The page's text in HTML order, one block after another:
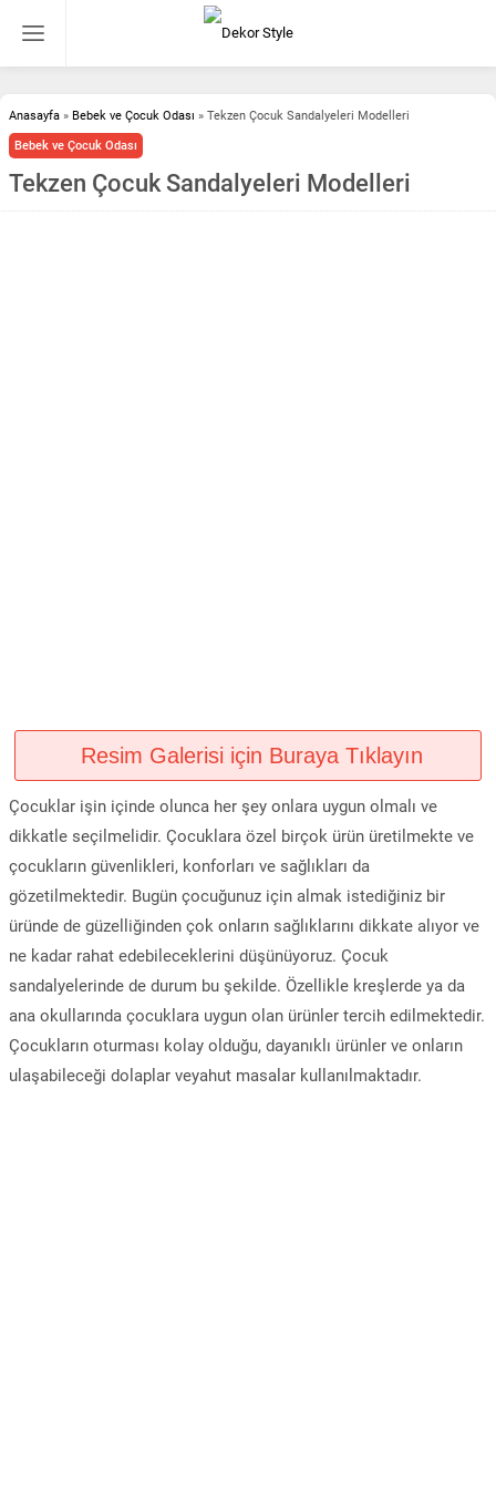
Anasayfa » Bebek ve Çocuk Odası » Tekzen Çocuk Sandalyeleri Modelleri
Bebek ve Çocuk Odası
Tekzen Çocuk Sandalyeleri Modelleri
Resim Galerisi için Buraya Tıklayın
Çocuklar işin içinde olunca her şey onlara uygun olmalı ve
dikkatle seçilmelidir. Çocuklara özel birçok ürün üretilmekte ve
çocukların güvenlikleri, konforları ve sağlıkları da
gözetilmektedir. Bugün çocuğunuz için almak istediğiniz bir
üründe de güzelliğinden çok onların sağlıklarını dikkate alıyor ve
ne kadar rahat edebileceklerini düşünüyoruz. Çocuk
sandalyelerinde de durum bu şekilde. Özellikle kreşlerde ya da
ana okullarında çocuklara uygun olan ürünler tercih edilmektedir.
Çocukların oturması kolay olduğu, dayanıklı ürünler ve onların
ulaşabileceği dolaplar veyahut masalar kullanılmaktadır.